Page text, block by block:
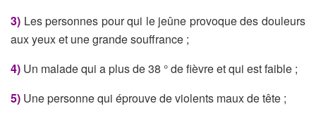
3) Les personnes pour qui le jeûne provoque des douleurs
aux yeux et une grande souffrance ;
4) Un malade qui a plus de 38 ° de fièvre et qui est faible ;
5) Une personne qui éprouve de violents maux de tête ;